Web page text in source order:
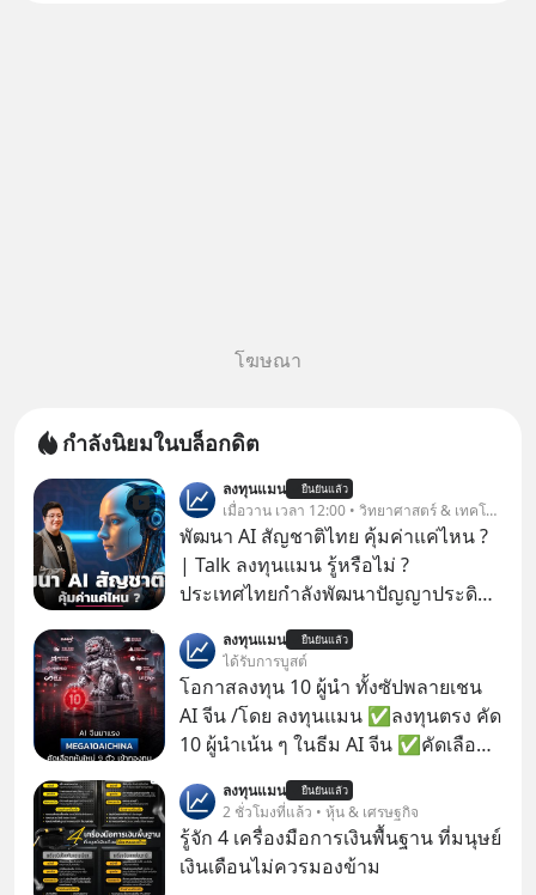
โฆษณา
กำลังนิยมในบล็อกดิต
ลงทุนแมน ยืนยันแล้ว
เมื่อวาน เวลา 12:00 • วิทยาศาสตร์ & เทคโนโลยี
พัฒนา AI สัญชาติไทย คุ้มค่าแค่ไหน ?
| Talk ลงทุนแมน รู้หรือไม่ ?
ประเทศไทยกำลังพัฒนาปัญญาประดิษฐ์
“ThaiLLM” เพื่อให้คนไทยมีโครงสร้าง
พื้นฐานด้าน AI ที่เข้าใจภาษาไทย และ
บริบททางสังคมไทยได้เป็นอย่างดี
คำถามคือ การลงมือพัฒนา AI ของ
ประเทศจะคุ้มค่าแค่ไหน ? และหลังจาก
นำ ThaiLLM มาใช้จริง จะเกิดอะไรขึ้น
กับสังคมไทย ธุรกิจไทย และเศรษฐกิจ
ไทยบ้าง ? ร่วมวิเคราะห์เรื่องนี้ผ่านมุม
มองของ ดร.อภิวดี ปิยธรรมรงค์ ผู้
ลงทุนแมน ยืนยันแล้ว
ได้รับการบูสต์
โอกาสลงทุน 10 ผู้นำ ทั้งซัปพลายเชน
AI จีน /โดย ลงทุนแมน ✅ลงทุนตรง คัด
10 ผู้นำเน้น ๆ ในธีม AI จีน ✅คัดเลือก
เจ้าของผู้นำ AI จีน ตั้งแต่โรงงานผลิตชิป
หน่วยความจำ โมเดล AI ยันหุ่นยนต์
✅ได้การรับยกเว้นภาษี Capital Gain
ลงทุนแมน ยืนยันแล้ว
2 ชั่วโมงที่แล้ว • หุ้น & เศรษฐกิจ
รู้จัก 4 เครื่องมือการเงินพื้นฐาน ที่มนุษย์
เงินเดือนไม่ควรมองข้าม